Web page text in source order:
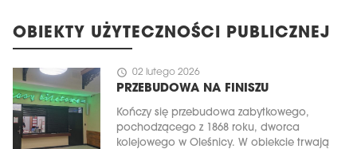
OBIEKTY UŻYTECZNOŚCI PUBLICZNEJ
schedule 02 lutego 2026
PRZEBUDOWA NA FINISZU
Kończy się przebudowa zabytkowego,
pochodzącego z 1868 roku, dworca
kolejowego w Oleśnicy. W obiekcie trwają